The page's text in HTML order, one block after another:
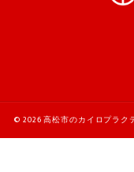
© 2026 高松市のカイロプラク